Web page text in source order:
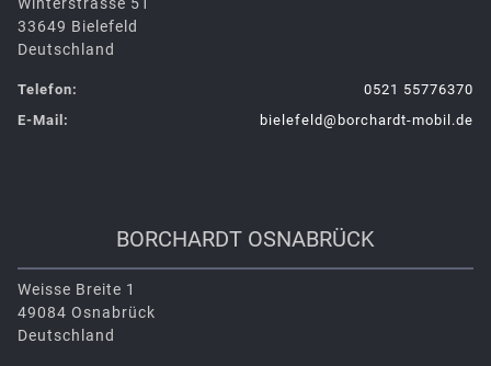
33649 Bielefeld
Deutschland
Telefon:
0521 55776370
E-Mail:
bielefeld@borchardt-mobil.de
BORCHARDT OSNABRÜCK
Weisse Breite 1
49084 Osnabrück
Deutschland